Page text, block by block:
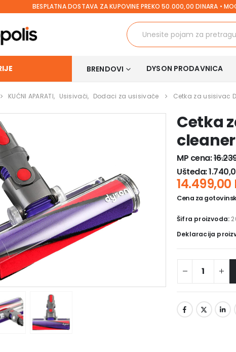
BESPLATNA DOSTAVA ZA KUPOVINE PREKO 50.000,00 DINARA •
BRENDOVI DYSON PRODAVNICA
KUĆNI APARATI, Usisivači, Dodaci za usisivače Cetka za usisivac
Cetka
MP cena:
Ušteda:
14.499,00
Cena za
Šifra proizvoda:
Deklaracija